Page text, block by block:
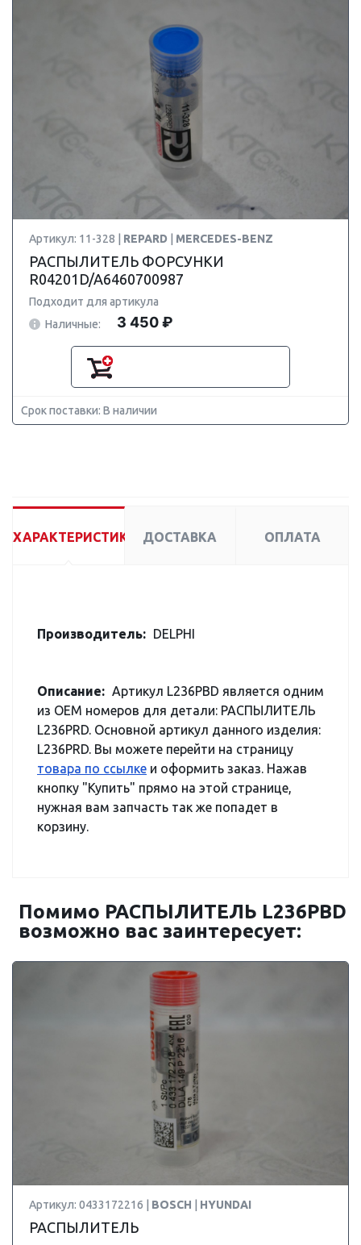
Артикул: 11-328 | REPARD MERCEDES-BENZ
РАСПЫЛИТЕЛЬ ФОРСУНКИ
R04201D/A6460700987
Подходит для артикула
Наличные:
3 450 ₽
Срок поставки: В наличии
ХАРАКТЕРИСТИКИ ДОСТАВКА ОПЛАТА
Производитель: DELPHI
Описание: Артикул L236PBD является одним
из OEM номеров для детали: РАСПЫЛИТЕЛЬ
L236PRD. Основной артикул данного изделия:
L236PRD. Вы можете перейти на страницу
товара по ссылке и оформить заказ. Нажав
кнопку "Купить" прямо на этой странице,
нужная вам запчасть так же попадет в
корзину.
Помимо РАСПЫЛИТЕЛЬ L236PBD
возможно вас заинтересует:
Артикул: 0433172216 | BOSCH HYUNDAI
РАСПЫЛИТЕЛЬ